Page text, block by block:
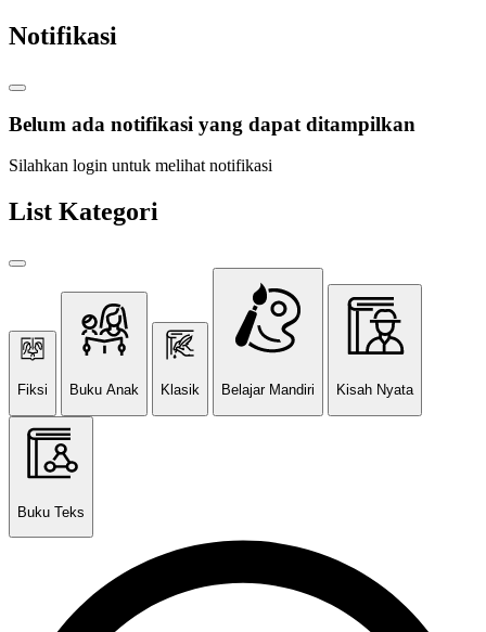
Notifikasi
Belum ada notifikasi yang dapat ditampilkan
Silahkan login untuk melihat notifikasi
List Kategori
Fiksi Buku Anak Klasik Belajar Mandiri Kisah Nyata
Buku Teks